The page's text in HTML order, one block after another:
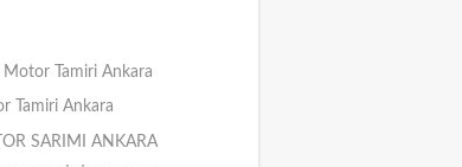
Motor Tamiri Ankara
Tamiri Ankara
SARIMI ANKARA